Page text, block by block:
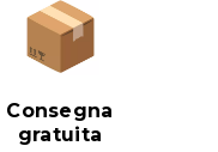
Consegna
gratuita